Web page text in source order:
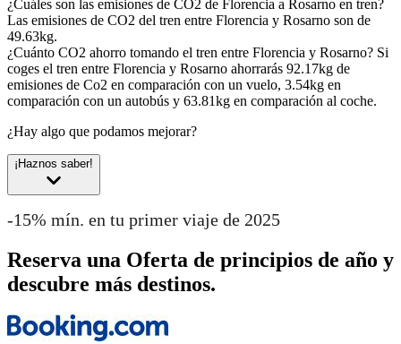
¿Cuáles son las emisiones de CO2 de Florencia a Rosarno en tren?
Las emisiones de CO2 del tren entre Florencia y Rosarno son de
49.63kg.
¿Cuánto CO2 ahorro tomando el tren entre Florencia y Rosarno? Si
coges el tren entre Florencia y Rosarno ahorrarás 92.17kg de
emisiones de Co2 en comparación con un vuelo, 3.54kg en
comparación con un autobús y 63.81kg en comparación al coche.
¿Hay algo que podamos mejorar?
¡Haznos saber!
-15% mín. en tu primer viaje de 2025
Reserva una Oferta de principios de año y
descubre más destinos.